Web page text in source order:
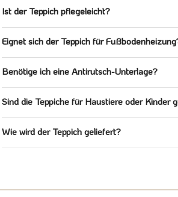
Ist der Teppich pflegeleicht?
Eignet sich der Teppich für
Benötige ich eine Antirutsch-Unterlage?
Sind die Teppiche für Haustiere oder Kinder
Wie wird der Teppich geliefert?